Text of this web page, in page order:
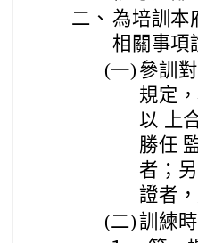
二、 為培訓本
相關事項
(一) 參訓
規定
以 上
勝任
者；
證者
(二)訓練時